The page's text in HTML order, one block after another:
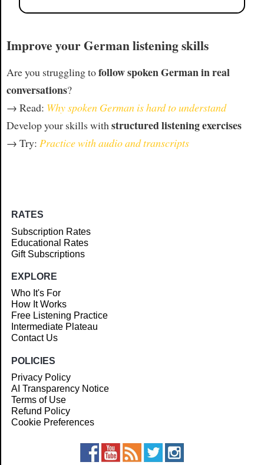
Improve your German listening skills
Are you struggling tofollow spoken German in real
conversations?
→ Read: Why spoken German is hard to understand
Develop your skills withstructured listening exercises
→ Try: Practice with audio and transcripts
RATES
Subscription Rates
Educational Rates
Gift Subscriptions
EXPLORE
Who It's For
How It Works
Free Listening Practice
Intermediate Plateau
Contact Us
POLICIES
Privacy Policy
AI Transparency Notice
Terms of Use
Refund Policy
Cookie Preferences